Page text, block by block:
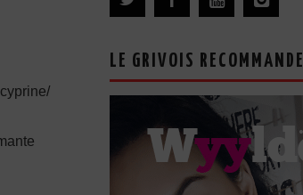
LE GRIVOIS RECOMMANDE